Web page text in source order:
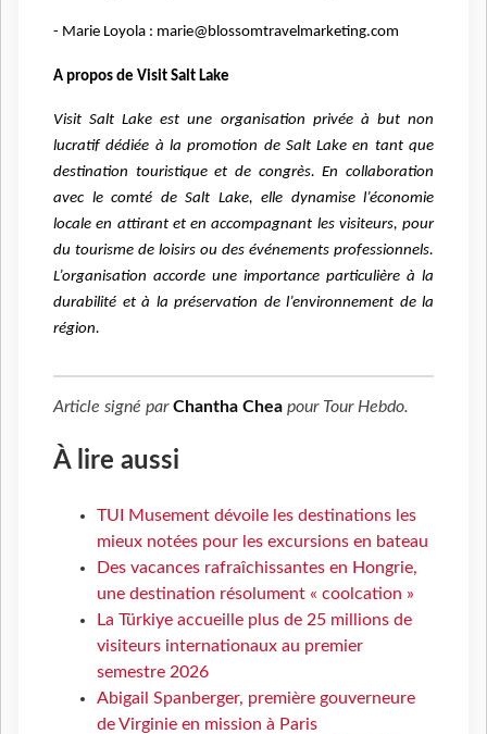
- Marie Loyola : marie@blossomtravelmarketing.com
A propos de Visit Salt Lake
Visit Salt Lake est une organisation privée à but non
lucratif dédiée à la promotion de Salt Lake en tant que
destination touristique et de congrès. En collaboration
avec le comté de Salt Lake, elle dynamise l’économie
locale en attirant et en accompagnant les visiteurs, pour
du tourisme de loisirs ou des événements professionnels.
L’organisation accorde une importance particulière à la
durabilité et à la préservation de l’environnement de la
région.
Article signé parChantha Chea pour Tour Hebdo.
À lire aussi
TUI Musement dévoile les destinations les
mieux notées pour les excursions en bateau
Des vacances rafraîchissantes en Hongrie,
une destination résolument « coolcation »
La Türkiye accueille plus de 25 millions de
visiteurs internationaux au premier
semestre 2026
Abigail Spanberger, première gouverneure
de Virginie en mission à Paris